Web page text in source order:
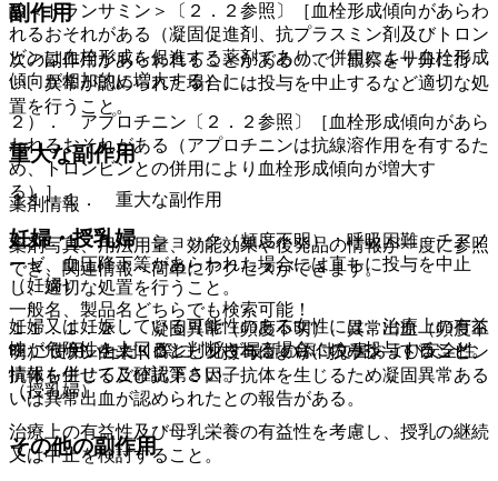
酸＜トランサミン＞〔２．２参照〕［血栓形成傾向があらわ
れるおそれがある（凝固促進剤、抗プラスミン剤及びトロン
ビンは血栓形成を促進する薬剤であり、併用により血栓形成
傾向が相加的に増大する）］。
２）． アプロチニン〔２．２参照〕［血栓形成傾向があら
われるおそれがある（アプロチニンは抗線溶作用を有するた
め、トロンビンとの併用により血栓形成傾向が増大す
る）］。
妊婦・授乳婦
（妊婦）
妊婦又は妊娠している可能性のある女性には、治療上の有益
性が危険性を上回ると判断される場合にのみ投与すること。
（授乳婦）
治療上の有益性及び母乳栄養の有益性を考慮し、授乳の継続
又は中止を検討すること。
副作用
次の副作用があらわれることがあるので、観察を十分に行
い、異常が認められた場合には投与を中止するなど適切な処
置を行うこと。
重大な副作用
１１．１． 重大な副作用
１１．１．１． ショック（頻度不明）：呼吸困難、チアノ
ーゼ、血圧降下等があらわれた場合には直ちに投与を中止
し、適切な処置を行うこと。
１１．１．２． 凝固異常（頻度不明）、異常出血（頻度不
明）：ウシ由来トロンビン投与により、抗ウシ・トロンビン
抗体を生じる及び抗第５因子抗体を生じるため凝固異常ある
いは異常出血が認められたとの報告がある。
その他の副作用
薬剤情報
薬剤写真、用法用量、効能効果や後発品の情報が一度に参照
でき、関連情報へ簡単にアクセスができます。
一般名、製品名どちらでも検索可能！
※ ご使用いただく際に、必ず最新の添付文書および安全性
情報も併せてご確認下さい。